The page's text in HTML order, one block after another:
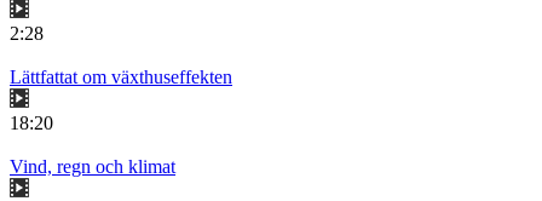
2:28
Lättfattat om växthuseffekten
18:20
Vind, regn och klimat